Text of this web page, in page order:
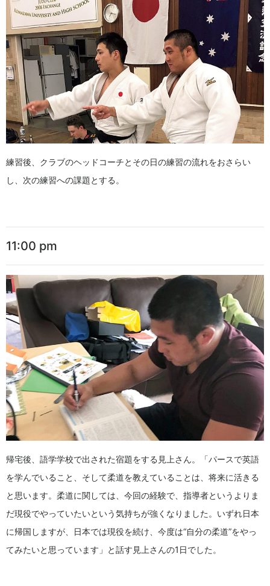
練習後、クラブのヘッドコーチとその日の練習の流れをおさらい
し、次の練習への課題とする。
11:00 pm
帰宅後、語学学校で出された宿題をする見上さん。「パースで英語
を学んでいること、そして柔道を教えていることは、将来に活きる
と思います。柔道に関しては、今回の経験で、指導者というよりま
だ現役でやっていたいという気持ちが強くなりました。いずれ日本
に帰国しますが、日本では現役を続け、今度は“自分の柔道”をやっ
てみたいと思っています」と話す見上さんの1日でした。